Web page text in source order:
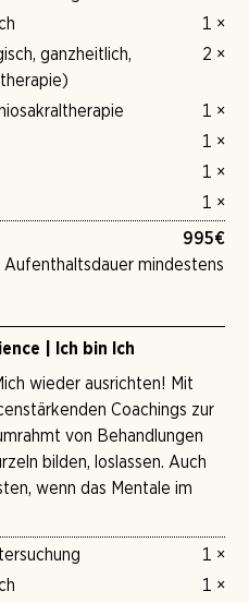
1 ×
ganzheitlich,
2 ×
1 ×
1 ×
1 ×
1 ×
995€
mindestens
| Ich bin Ich
wieder ausrichten! Mit
Coachings zur
von Behandlungen
bilden, loslassen. Auch
wenn das Mentale im
1 ×
1 ×